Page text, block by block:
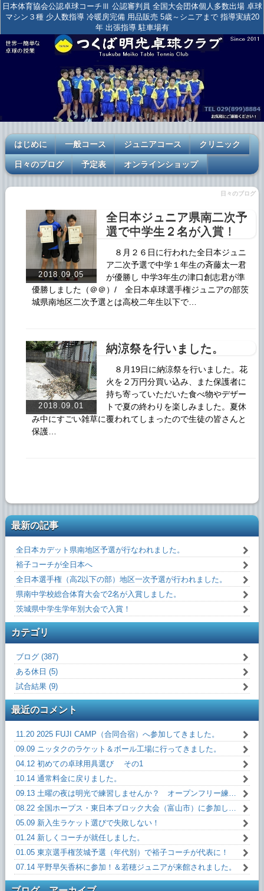
日本体育協会公認卓球コーチⅢ 公認審判員 全国大会団体個人多数出場 卓球
マシン３種 少人数指導 冷暖房完備 用品販売 5歳～シニアまで 指導実績20
年 出張指導 駐車場有
はじめに 一般コース ジュニアコース クリニック
日々のブログ 予定表 オンラインショップ
日々のブログ
2018.09.05
全日本ジュニア県南二次予
選で中学生２名が入賞！
８月２６日に行われた全日本ジュニ
ア二次予選で中学１年生の斉藤太一君
が優勝し 中学3年生の津口創志君が準
優勝しました（＠＠）/ 全日本卓球選手権ジュニアの部茨
城県南地区二次予選とは高校二年生以下で…
2018.09.01
納涼祭を行いました。
８月19日に納涼祭を行いました。花
火を２万円分買い込み、また保護者に
持ち寄っていただいた食べ物やデザー
トで夏の終わりを楽しみました。夏休
み中にすごい雑草に覆われてしまったので生徒の皆さんと
保護…
最新の記事
全日本カデット県南地区予選が行なわれました。
裕子コーチが全日本へ
全日本選手権（高2以下の部）地区一次予選が行われました。
県南中学校総合体育大会で2名が入賞しました。
茨城県中学生学年別大会で入賞！
カテゴリ
ブログ (387)
ある休日 (5)
試合結果 (9)
最近のコメント
11.20 2025 FUJI CAMP（合同合宿）へ参加してきました。
09.09 ニッタクのラケット＆ボール工場に行ってきました。
04.12 初めての卓球用具選び その1
10.14 通常料金に戻りました。
09.13 土曜の夜は明光で練習しませんか？ オープンフリー練習会
08.22 全国ホープス・東日本ブロック大会（富山市）に参加してきました。
05.09 新入生ラケット選びで失敗しない！
01.24 新しくコーチが就任しました。
01.05 東京選手権茨城予選（年代別）で裕子コーチが代表に！
07.14 平野早矢香杯に参加！＆若穂ジュニアが来館されました。